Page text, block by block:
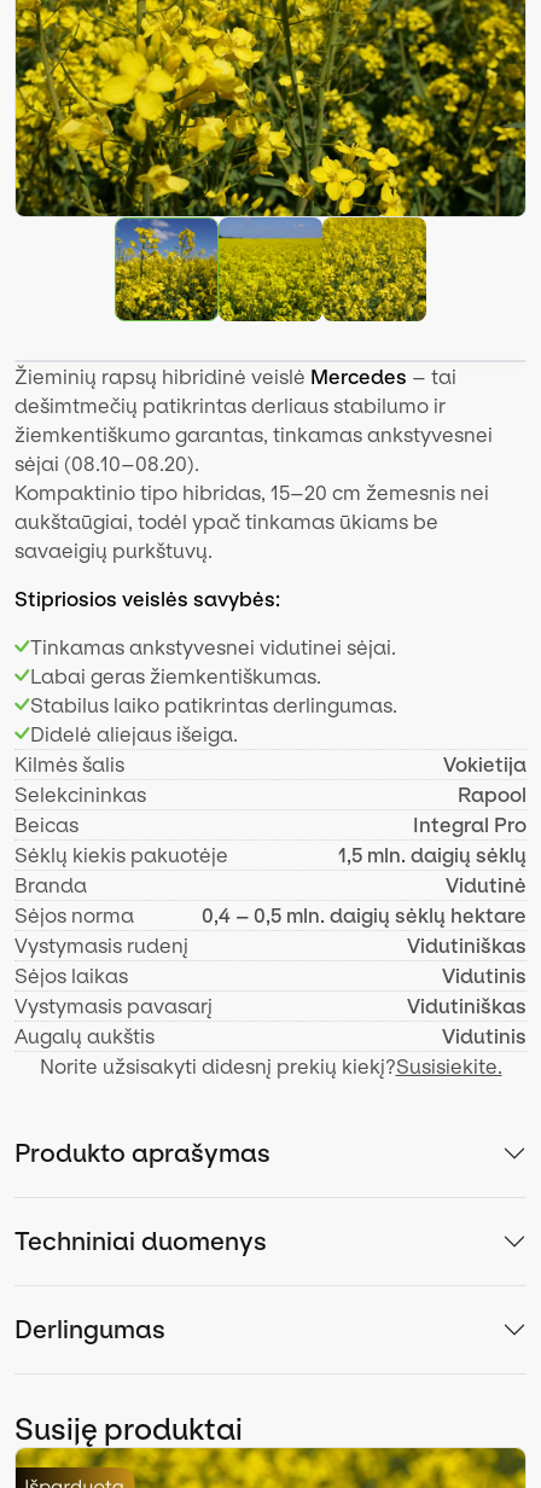
Žieminių rapsų hibridinė veislė Mercedes – tai
dešimtmečių patikrintas derliaus stabilumo ir
žiemkentiškumo garantas, tinkamas ankstyvesnei
sėjai (08.10–08.20).
Kompaktinio tipo hibridas, 15–20 cm žemesnis nei
aukštaūgiai, todėl ypač tinkamas ūkiams be
savaeigių purkštuvų.
Stipriosios veislės savybės:
Tinkamas ankstyvesnei vidutinei sėjai.
Labai geras žiemkentiškumas.
Stabilus laiko patikrintas derlingumas.
Didelė aliejaus išeiga.
Kilmės šalis
Vokietija
Selekcininkas
Rapool
Beicas
Integral Pro
Sėklų kiekis pakuotėje
1,5 mln. daigių sėklų
Branda
Vidutinė
Sėjos norma
0,4 – 0,5 mln. daigių sėklų hektare
Vystymasis rudenį
Vidutiniškas
Sėjos laikas
Vidutinis
Vystymasis pavasarį
Vidutiniškas
Augalų aukštis
Vidutinis
Norite užsisakyti didesnį prekių kiekį?Susisiekite.
Produkto aprašymas
Techniniai duomenys
Derlingumas
Susiję produktai